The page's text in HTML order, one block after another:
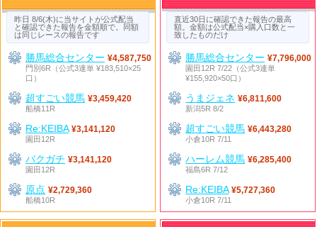
昨日 8/6(木)に当サイトが公式配当
と確認できた報告を金額順で。同額
は同じレースの報告です
勝馬総合センター ¥4,587,750
門別6R（公式3連単 ¥183,510×25
口）
超すごい競馬 ¥3,459,420
船橋11R
Re:KEIBA ¥3,141,120
園田12R
バクガチ ¥3,141,120
園田12R
原点 ¥2,729,360
船橋10R
直近30日に確認できた報告の最高
額。金額は公式配当×購入口数と一
致したものだけ
勝馬総合センター ¥7,796,000
園田12R 7/22（公式3連単
¥155,920×50口）
うまジェネ ¥6,811,600
新潟5R 8/2
超すごい競馬 ¥6,443,280
小倉10R 7/11
ハーレム競馬 ¥6,285,400
福島6R 7/12
Re:KEIBA ¥5,727,360
小倉10R 7/11